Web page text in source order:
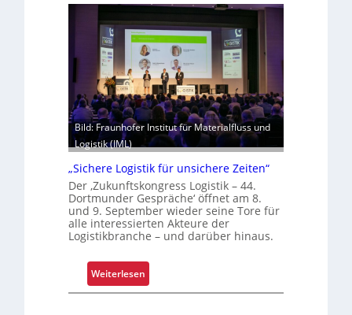
g
k
e
i
t
u
n
d
B
t
r
i
b
s
s
t
r
e
m
h
i
t
z
e
e
g
t
S
c
h
w
a
Bild: Fraunhofer Institut für Materialfluss und
Logistik (IML)
„Sichere Logistik für unsichere Zeiten“
Der ‚Zukunftskongress Logistik – 44.
Dortmunder Gespräche‘ öffnet am 8.
und 9. September wieder seine Tore für
alle interessierten Akteure der
Logistikbranche – und darüber hinaus.
Weiterlesen:
„